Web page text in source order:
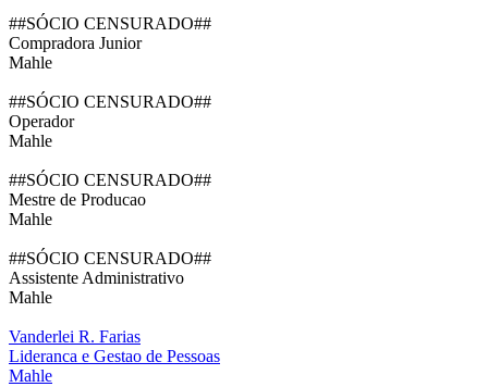
##SÓCIO CENSURADO##
Compradora Junior
Mahle
##SÓCIO CENSURADO##
Operador
Mahle
##SÓCIO CENSURADO##
Mestre de Producao
Mahle
##SÓCIO CENSURADO##
Assistente Administrativo
Mahle
Vanderlei R. Farias
Lideranca e Gestao de Pessoas
Mahle